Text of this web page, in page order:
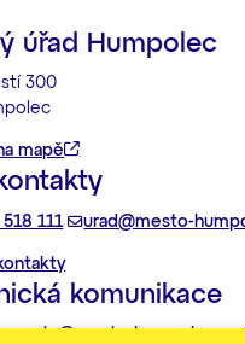
úřad Humpolec
300
mapě
111 urad@mesto-
komunikace